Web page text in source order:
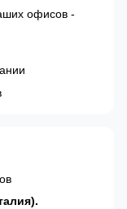
офисов -